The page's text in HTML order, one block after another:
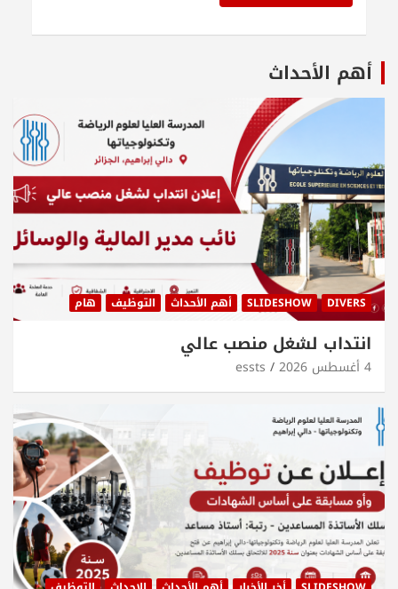
أهم الأحداث
DIVERS
SLIDESHOW أهم الأحداث التوظيف هام
انتداب لشغل منصب عالي
4 أغسطس 2026 essts